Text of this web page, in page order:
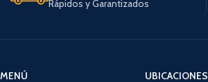
Rápidos y Garantizados
MENÚ UBICACIONES